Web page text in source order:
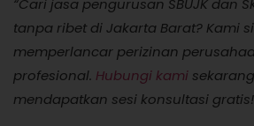
“Cari jasa pengurusan SBUJK dan
tanpa ribet di Jakarta Barat? Kami
memperlancar perizinan
profesional. Hubungi kami
mendapatkan sesi konsultasi